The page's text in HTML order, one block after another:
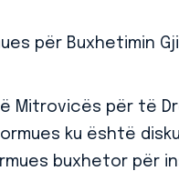
për Buxhetimin
Mitrovicës për të
ku është
buxhetor për